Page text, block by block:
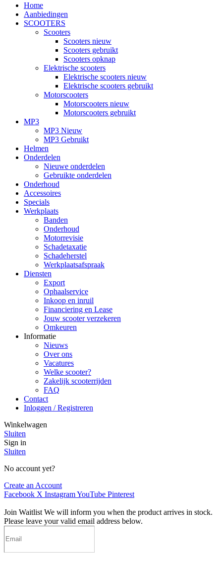
Home
Aanbiedingen
SCOOTERS
Scooters
Scooters nieuw
Scooters gebruikt
Scooters opknap
Elektrische scooters
Elektrische scooters nieuw
Elektrische scooters gebruikt
Motorscooters
Motorscooters nieuw
Motorscooters gebruikt
MP3
MP3 Nieuw
MP3 Gebruikt
Helmen
Onderdelen
Nieuwe onderdelen
Gebruikte onderdelen
Onderhoud
Accessoires
Specials
Werkplaats
Banden
Onderhoud
Motorrevisie
Schadetaxatie
Schadeherstel
Werkplaatsafspraak
Diensten
Export
Ophaalservice
Inkoop en inruil
Financiering en Lease
Jouw scooter verzekeren
Omkeuren
Informatie
Nieuws
Over ons
Vacatures
Welke scooter?
Zakelijk scooterrijden
FAQ
Contact
Inloggen / Registreren
Winkelwagen
Sluiten
Sign in
Sluiten
No account yet?
Create an Account
Facebook X InstagramYouTube Pinterest
Join Waitlist We will inform you when the product arrives in stock.
Please leave your valid email address below.